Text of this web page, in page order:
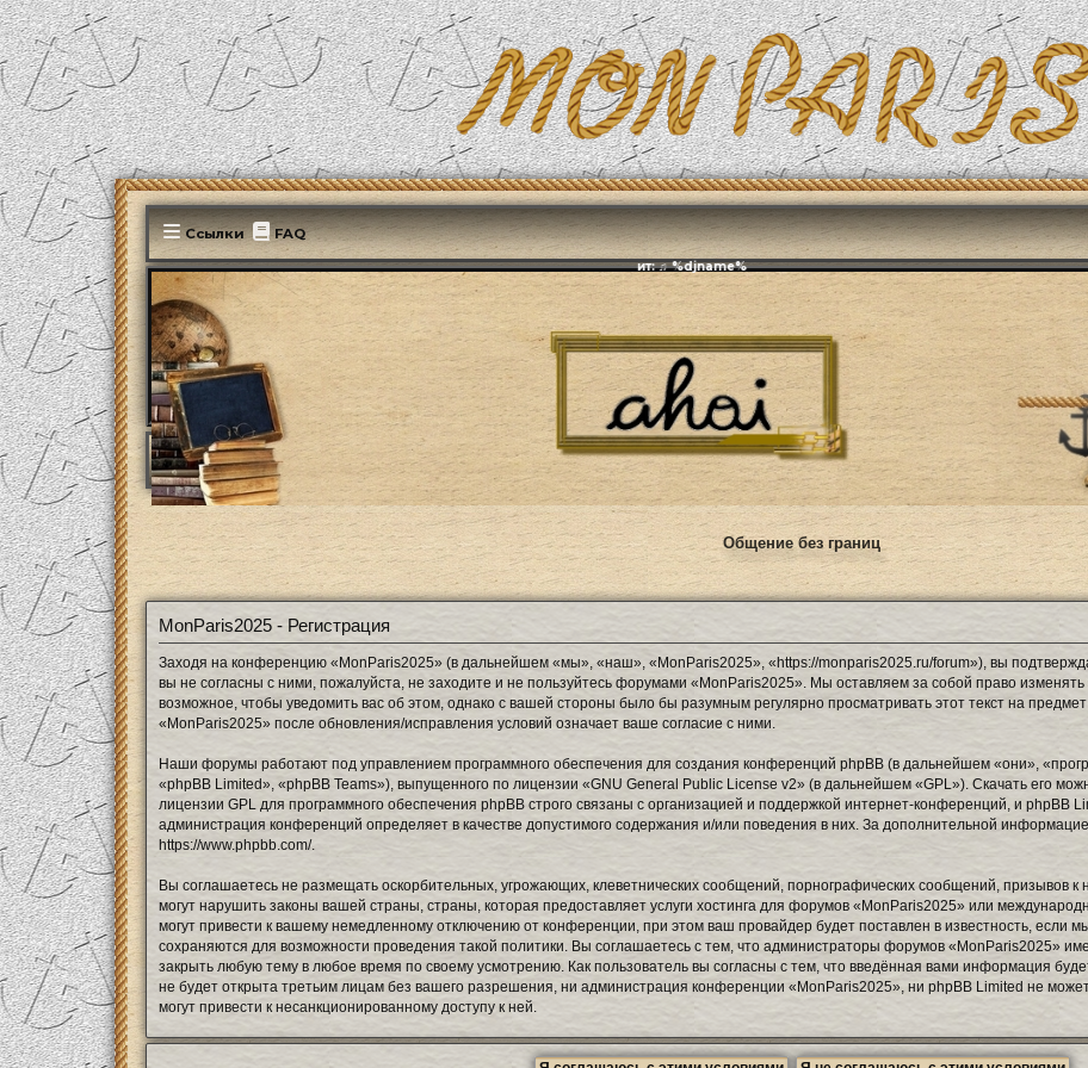
Ссылки FAQ
Эфирит: ♫ %djname%
MonParis2025 ФОРУМ
Общение без границ
MonParis2025 - Регистрация
Заходя на конференцию «MonParis2025» (в дальнейшем «мы», «наш», «MonParis2025», «https://monparis2025.ru/forum»), вы
вы не согласны с ними, пожалуйста, не заходите и не пользуйтесь форумами «MonParis2025». Мы оставляем за собой право
возможное, чтобы уведомить вас об этом, однако с вашей стороны было бы разумным регулярно просматривать этот текст на
«MonParis2025» после обновления/исправления условий означает ваше согласие с ними.
Наши форумы работают под управлением программного обеспечения для создания конференций phpBB (в дальнейшем «они»,
«phpBB Limited», «phpBB Teams»), выпущенного по лицензии «GNU General Public License v2» (в дальнейшем «GPL»). Скачать его
лицензии GPL для программного обеспечения phpBB строго связаны с организацией и поддержкой интернет-конференций, и phpBB
администрация конференций определяет в качестве допустимого содержания и/или поведения в них. За дополнительной
https://www.phpbb.com/.
Вы соглашаетесь не размещать оскорбительных, угрожающих, клеветнических сообщений, порнографических сообщений, призывов
могут нарушить законы вашей страны, страны, которая предоставляет услуги хостинга для форумов «MonParis2025» или
могут привести к вашему немедленному отключению от конференции, при этом ваш провайдер будет поставлен в известность, если
сохраняются для возможности проведения такой политики. Вы соглашаетесь с тем, что администраторы форумов «MonParis2025»
закрыть любую тему в любое время по своему усмотрению. Как пользователь вы согласны с тем, что введённая вами информация
не будет открыта третьим лицам без вашего разрешения, ни администрация конференции «MonParis2025», ни phpBB Limited не
могут привести к несанкционированному доступу к ней.